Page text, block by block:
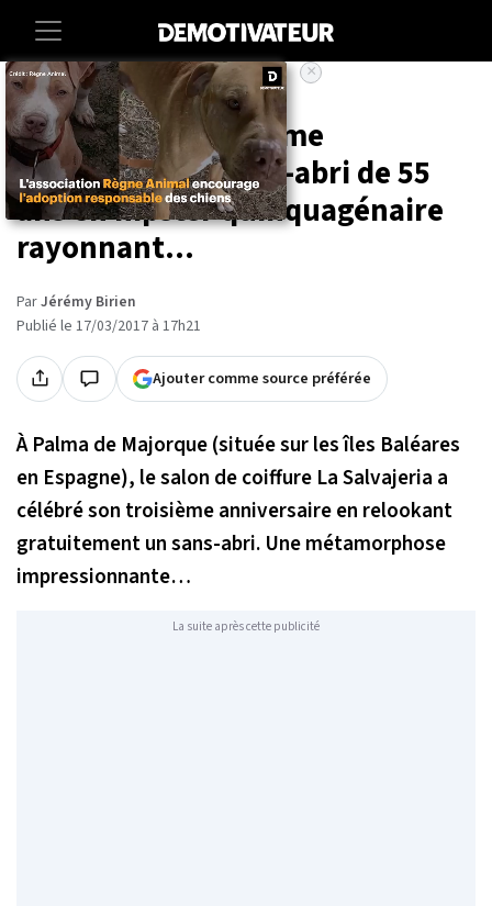
Accueil
Un relooking extrême
transforme ce sans-abri de 55
ans en hipster quinquagénaire
rayonnant...
ParJérémy Birien
Publié le 17/03/2017 à 17h21
Ajouter comme source préférée
À Palma de Majorque (située sur les îles Baléares
en Espagne), le salon de coiffure La Salvajeria a
célébré son troisième anniversaire en relookant
gratuitement un sans-abri. Une métamorphose
impressionnante…
La suite après cette publicité
×